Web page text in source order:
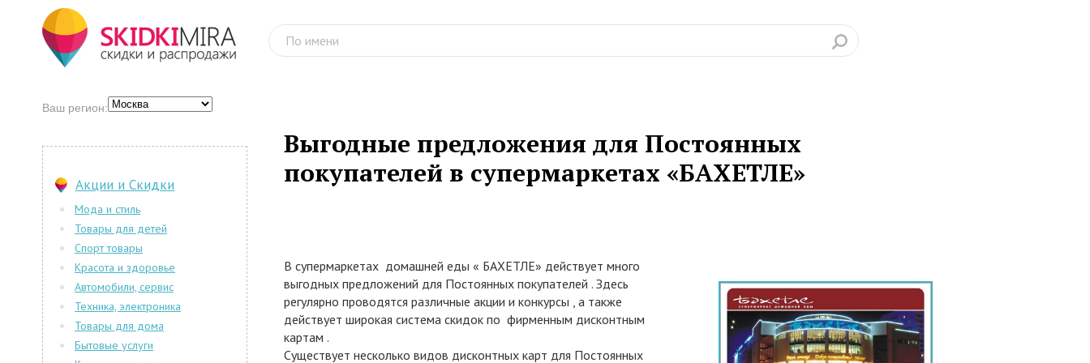
Выгодные предложения для Постоянных
покупателей в супермаркетах «БАХЕТЛЕ»
В супермаркетах домашней еды « БАХЕТЛЕ» действует много
выгодных предложений для Постоянных покупателей . Здесь
регулярно проводятся различные акции и конкурсы , а также
действует широкая система скидок по фирменным дисконтным
картам .
Существует несколько видов дисконтных карт для Постоянных
Ваш регион:
Акции и Скидки
Мода и стиль
Товары для детей
Спорт товары
Красота и здоровье
Автомобили, сервис
Техника, электроника
Товары для дома
Бытовые услуги